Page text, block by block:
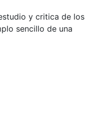
y critica de los
sencillo de una